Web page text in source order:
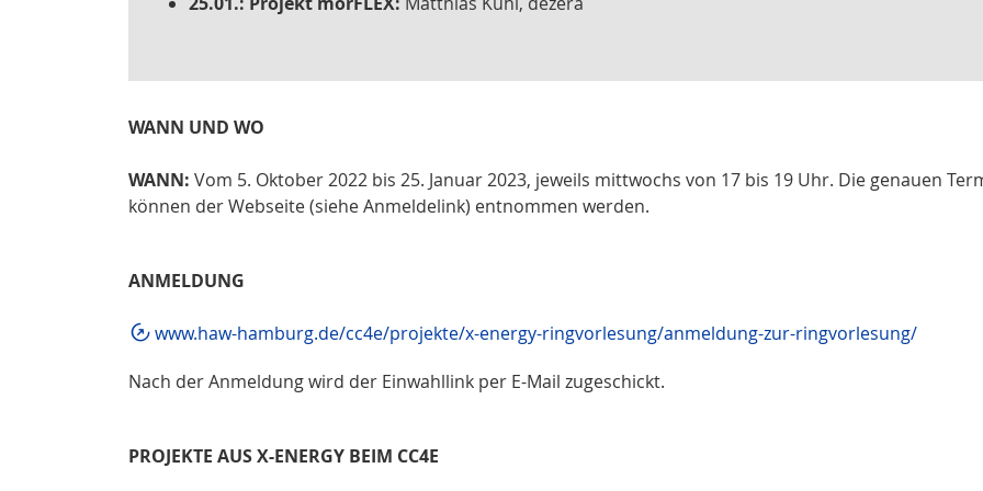
WANN UND WO
WANN: Vom 5. Oktober 2022 bis 25. Januar 2023, jeweils mittwochs von 17 bis 19 Uhr. Die genauen
können der Webseite (siehe Anmeldelink) entnommen werden.
ANMELDUNG
www.haw-hamburg.de/cc4e/projekte/x-energy-ringvorlesung/anmeldung-zur-ringvorlesung/
Nach der Anmeldung wird der Einwahllink per E-Mail zugeschickt.
PROJEKTE AUS X-ENERGY BEIM CC4E